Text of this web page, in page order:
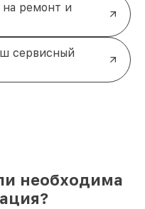
ремонт и
сервисный
необходима